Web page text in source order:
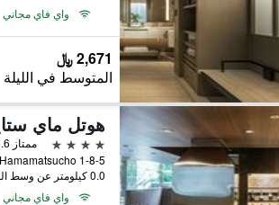
واي فاي مجاني
2,671 ﷼
المتوسط في الليلة
4 نجوم
ممتاز 8.6
1-8-5 Hamamatsucho, طوكيو, اليابان
0.0 كيلومتر عن وسط المدينة
واي فاي مجاني